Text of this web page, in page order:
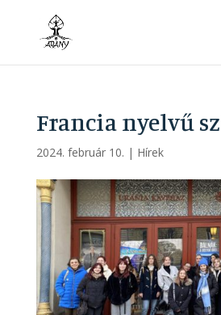
Francia nyelvű
2024. február 10. | Hírek